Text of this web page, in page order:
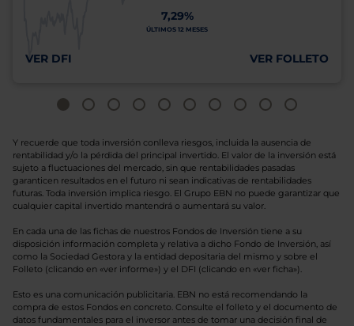
7,29%
ÚLTIMOS 12 MESES
VER DFI VER FOLLETO
Y recuerde que toda inversión conlleva riesgos, incluida la ausencia de
rentabilidad y/o la pérdida del principal invertido. El valor de la inversión está
sujeto a fluctuaciones del mercado, sin que rentabilidades pasadas
garanticen resultados en el futuro ni sean indicativas de rentabilidades
futuras. Toda inversión implica riesgo. El Grupo EBN no puede garantizar que
cualquier capital invertido mantendrá o aumentará su valor.
En cada una de las fichas de nuestros Fondos de Inversión tiene a su
disposición información completa y relativa a dicho Fondo de Inversión, así
como la Sociedad Gestora y la entidad depositaria del mismo y sobre el
Folleto (clicando en «ver informe») y el DFI (clicando en «ver ficha»).
Esto es una comunicación publicitaria. EBN no está recomendando la
compra de estos Fondos en concreto. Consulte el folleto y el documento de
datos fundamentales para el inversor antes de tomar una decisión final de